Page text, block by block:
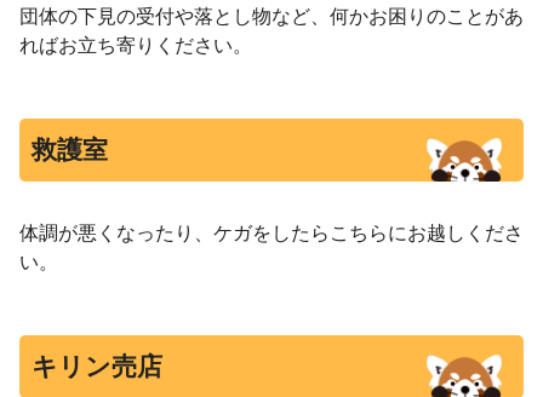
団体の下見の受付や落とし物など、何かお困りのことがあ
ればお立ち寄りください。
救護室
体調が悪くなったり、ケガをしたらこちらにお越しくださ
い。
キリン売店